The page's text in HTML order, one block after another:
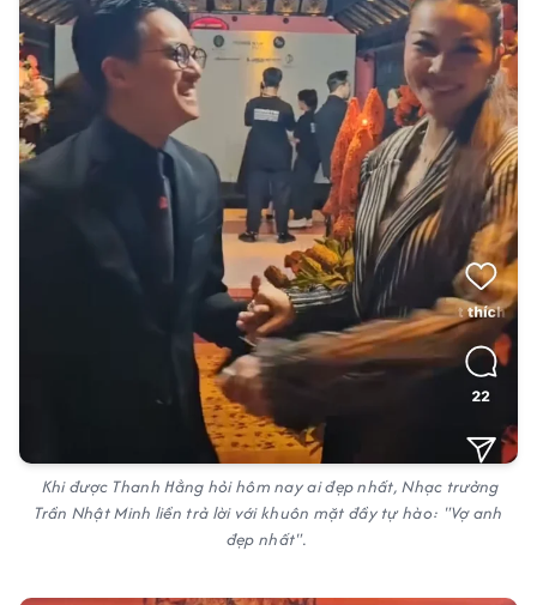
Khi được Thanh Hằng hỏi hôm nay ai đẹp nhất, Nhạc trưởng
Trần Nhật Minh liền trả lời với khuôn mặt đầy tự hào: "Vợ anh
đẹp nhất".